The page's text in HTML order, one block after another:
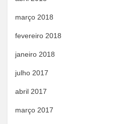
março 2018
fevereiro 2018
janeiro 2018
julho 2017
abril 2017
março 2017